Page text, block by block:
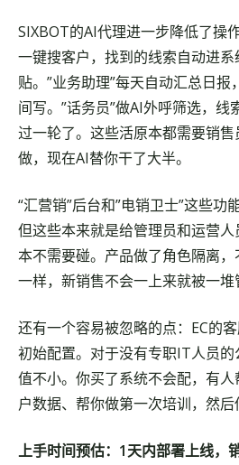
SIXBOT的AI代理进一步降低了操
一键搜客户，找到的线索自动进
贴。”业务助理”每天自动汇总日
间写。”话务员”做AI外呼筛选，
过一轮了。这些活原本都需要销
做，现在AI替你干了大半。
“汇营销”后台和”电销卫士”这些功
但这些本来就是给管理员和运营
本不需要碰。产品做了角色隔离
一样，新销售不会一上来就被一堆
还有一个容易被忽略的点：EC的
初始配置。对于没有专职IT人员
值不小。你买了系统不会配，有
户数据、帮你做第一次培训，然后
上手时间预估：1天内部署上线，